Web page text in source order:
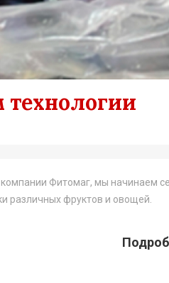
Фитомаг, мы начинаем
различных фруктов и овощей.